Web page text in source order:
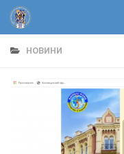
Skip to content
НОВИНИ